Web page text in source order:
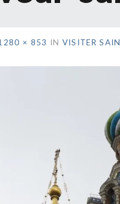
× 853 IN VISITER